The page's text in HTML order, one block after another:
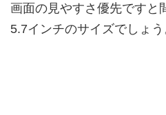
画面の見やすさ優先ですと
5.7インチのサイズでしょう